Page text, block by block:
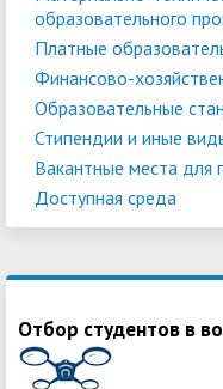
образовательного
Платные
Финансово-
Образовательные
Стипендии и иные
Вакантные места для
Доступная среда
Отбор студентов в